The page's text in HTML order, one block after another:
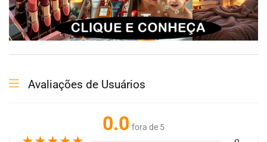
Avaliações de Usuários
0.0 fora de 5